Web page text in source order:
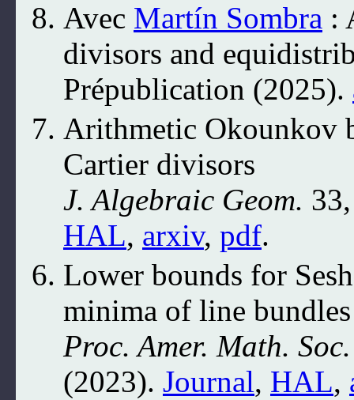
Avec Martín Sombra :
divisors and
Prépublication (2025).
Arithmetic Okounkov
Cartier divisors
J. Algebraic Geom.
HAL, arxiv, pdf.
Lower bounds for
minima of line bundles
Proc. Amer. Math. Soc.
(2023). Journal, HAL,